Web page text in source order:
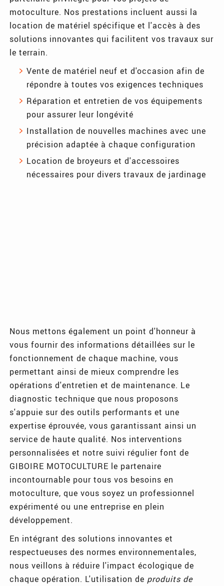
motoculture. Nos prestations incluent aussi la
location de matériel spécifique et l'accès à des
solutions innovantes qui facilitent vos travaux sur
le terrain.
Vente de matériel neuf et d'occasion afin de
répondre à toutes vos exigences techniques
Réparation et entretien de vos équipements
pour assurer leur longévité
Installation de nouvelles machines avec une
précision adaptée à chaque configuration
Location de broyeurs et d'accessoires
nécessaires pour divers travaux de jardinage
Nous mettons également un point d'honneur à
vous fournir des informations détaillées sur le
fonctionnement de chaque machine, vous
permettant ainsi de mieux comprendre les
opérations d'entretien et de maintenance. Le
diagnostic technique que nous proposons
s'appuie sur des outils performants et une
expertise éprouvée, vous garantissant ainsi un
service de haute qualité. Nos interventions
personnalisées et notre suivi régulier font de
GIBOIRE MOTOCULTURE le partenaire
incontournable pour tous vos besoins en
motoculture, que vous soyez un professionnel
expérimenté ou une entreprise en plein
développement.
En intégrant des solutions innovantes et
respectueuses des normes environnementales,
nous veillons à réduire l'impact écologique de
chaque opération. L'utilisation de produits de